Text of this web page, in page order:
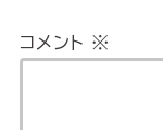
コメント ※